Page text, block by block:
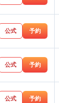
公式 予約
公式 予約
公式 予約